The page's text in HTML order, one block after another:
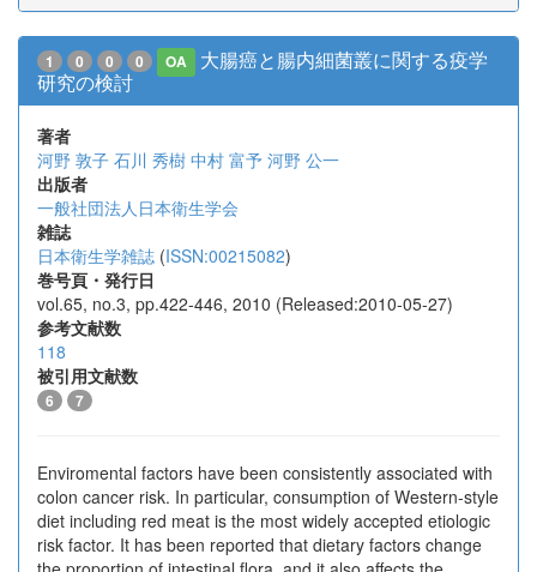
1 0 0 0 OA
大腸癌と腸内細菌叢に関する疫学
研究の検討
著者
河野 敦子 石川 秀樹 中村 富予 河野 公一
出版者
一般社団法人日本衛生学会
雑誌
日本衛生学雑誌 (ISSN:00215082)
巻号頁・発行日
vol.65, no.3, pp.422-446, 2010 (Released:2010-05-27)
参考文献数
118
被引用文献数
6 7
Enviromental factors have been consistently associated with
colon cancer risk. In particular, consumption of Western-style
diet including red meat is the most widely accepted etiologic
risk factor. It has been reported that dietary factors change